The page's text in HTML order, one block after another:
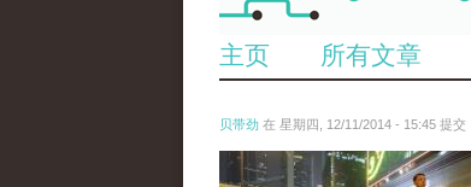
主页 所有文章
贝带劲 在 星期四, 12/11/2014 - 15:45 提交
reporters_18475535.jpg